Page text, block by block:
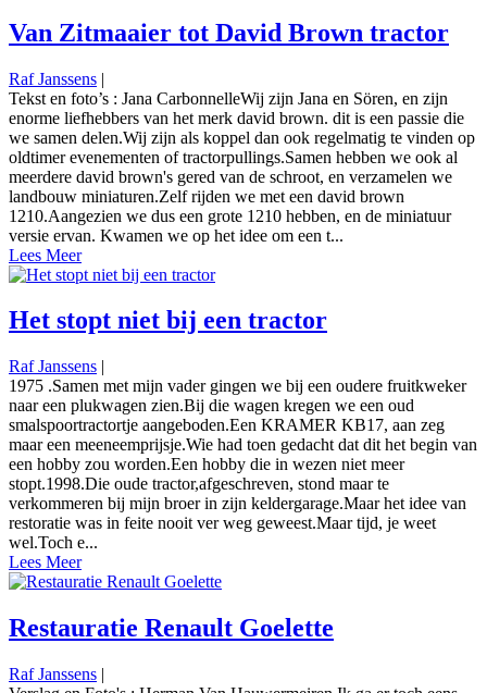
Van Zitmaaier tot David Brown tractor
Raf Janssens |
Tekst en foto’s : Jana CarbonnelleWij zijn Jana en Sören, en zijn
enorme liefhebbers van het merk david brown. dit is een passie die
we samen delen.Wij zijn als koppel dan ook regelmatig te vinden op
oldtimer evenementen of tractorpullings.Samen hebben we ook al
meerdere david brown's gered van de schroot, en verzamelen we
landbouw miniaturen.Zelf rijden we met een david brown
1210.Aangezien we dus een grote 1210 hebben, en de miniatuur
versie ervan. Kwamen we op het idee om een t...
Lees Meer
Het stopt niet bij een tractor
Raf Janssens |
1975 .Samen met mijn vader gingen we bij een oudere fruitkweker
naar een plukwagen zien.Bij die wagen kregen we een oud
smalspoortractortje aangeboden.Een KRAMER KB17, aan zeg
maar een meeneemprijsje.Wie had toen gedacht dat dit het begin van
een hobby zou worden.Een hobby die in wezen niet meer
stopt.1998.Die oude tractor,afgeschreven, stond maar te
verkommeren bij mijn broer in zijn keldergarage.Maar het idee van
restoratie was in feite nooit ver weg geweest.Maar tijd, je weet
wel.Toch e...
Lees Meer
Restauratie Renault Goelette
Raf Janssens |